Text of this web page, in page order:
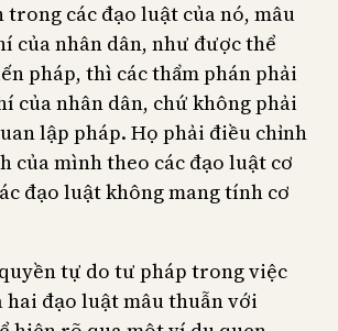
trong các đạo luật của nó, mâu
của nhân dân, như được thể
pháp, thì các thẩm phán phải
của nhân dân, chứ không phải
lập pháp. Họ phải điều chỉnh
của mình theo các đạo luật cơ
đạo luật không mang tính cơ
tự do tư pháp trong việc
đạo luật mâu thuẫn với